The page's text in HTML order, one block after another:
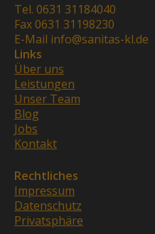
Tel. 0631 31184040
Fax 0631 31198230
E-Mail info@sanitas-kl.de
Links
Über uns
Leistungen
Unser Team
Blog
Jobs
Kontakt
Rechtliches
Impressum
Datenschutz
Privatsphäre